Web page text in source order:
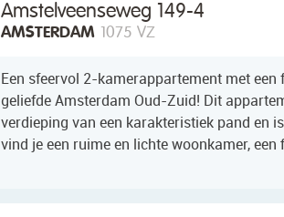
Amstelveenseweg 149-4
AMSTERDAM 1075 VZ
Een sfeervol 2-kamerappartement met
geliefde Amsterdam Oud-Zuid! Dit
verdieping van een karakteristiek pand en
vind je een ruime en lichte woonkamer,